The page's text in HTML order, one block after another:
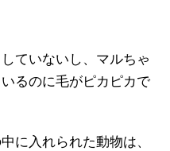
ていないし、マルちゃ
るのに毛がピカピカで
に入れられた動物は、